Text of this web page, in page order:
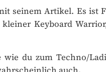
seinem Artikel. Es ist
Keyboard
du zum Techno/
auch.